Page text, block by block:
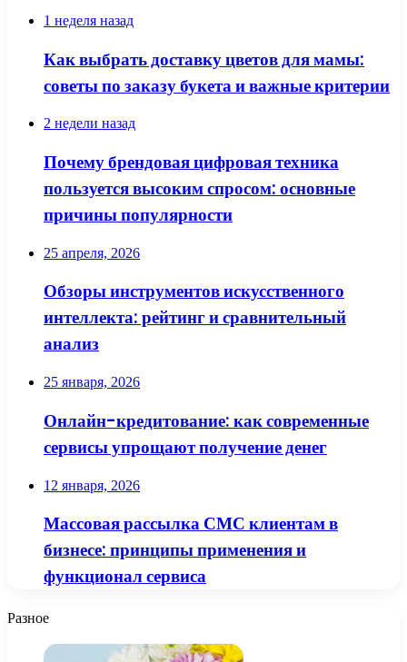
1 неделя назад
Как выбрать доставку цветов для мамы:
советы по заказу букета и важные критерии
2 недели назад
Почему брендовая цифровая техника
пользуется высоким спросом: основные
причины популярности
25 апреля, 2026
Обзоры инструментов искусственного
интеллекта: рейтинг и сравнительный
анализ
25 января, 2026
Онлайн-кредитование: как современные
сервисы упрощают получение денег
12 января, 2026
Массовая рассылка СМС клиентам в
бизнесе: принципы применения и
функционал сервиса
Разное